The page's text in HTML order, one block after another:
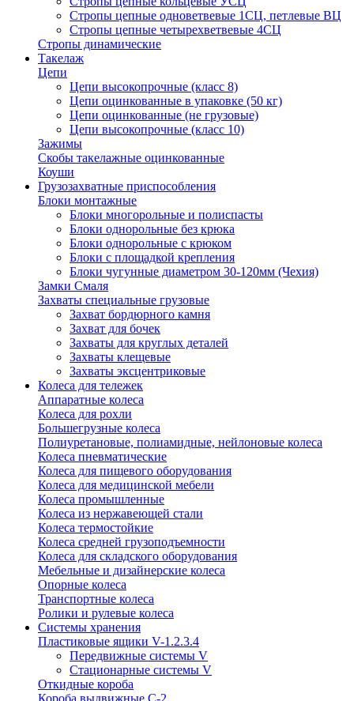
Стропы цепные одноветвевые 1СЦ, петлевые ВЦ
Стропы цепные четырехветвевые 4СЦ
Стропы динамические
Такелаж
Цепи
Цепи высокопрочные (класс 8)
Цепи оцинкованные в упаковке (50 кг)
Цепи оцинкованные (не грузовые)
Цепи высокопрочные (класс 10)
Зажимы
Скобы такелажные оцинкованные
Коуши
Грузозахватные приспособления
Блоки монтажные
Блоки многорольные и полиспасты
Блоки однорольные без крюка
Блоки однорольные с крюком
Блоки с площадкой крепления
Блоки чугунные диаметром 30-120мм (Чехия)
Замки Смаля
Захваты специальные грузовые
Захват бордюрного камня
Захват для бочек
Захваты для круглых деталей
Захваты клещевые
Захваты эксцентриковые
Колеса для тележек
Аппаратные колеса
Колеса для рохли
Большегрузные колеса
Полиуретановые, полиамидные, нейлоновые колеса
Колеса пневматические
Колеса для пищевого оборудования
Колеса для медицинской мебели
Колеса промышленные
Колеса из нержавеющей стали
Колеса термостойкие
Колеса средней грузоподъемности
Колеса для складского оборудования
Мебельные и дизайнерские колеса
Опорные колеса
Транспортные колеса
Ролики и рулевые колеса
Системы хранения
Пластиковые ящики V-1.2.3.4
Передвижные системы V
Стационарные системы V
Откидные короба
Короба выдвижные С-2